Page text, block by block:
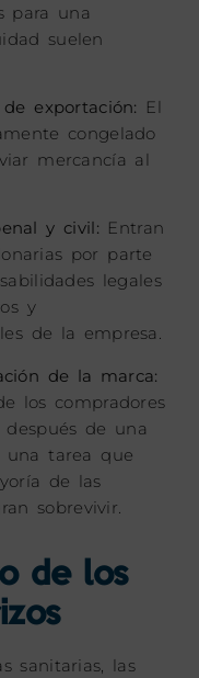
para una
suelen
exportación: El
congelado
mercancía al
y civil: Entran
por parte
legales
y
de la empresa.
de la marca:
los compradores
de una
una tarea que
de las
sobrevivir.
de los
sanitarias, las